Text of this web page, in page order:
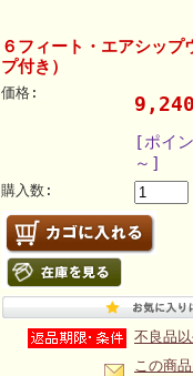
６フィート・エアシップ
プ付き）
価格:
[ポイ
～]
購入数:
不良品
この商